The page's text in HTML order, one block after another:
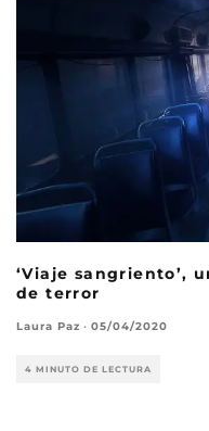
‘Viaje sangriento’,
de terror
Laura Paz · 05/04/2020
4 MINUTO DE LECTURA